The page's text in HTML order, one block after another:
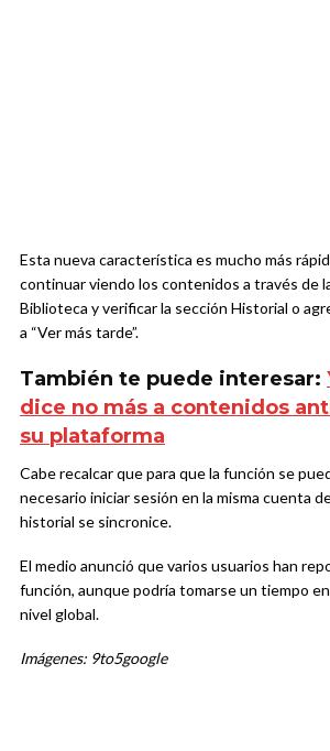
Esta nueva característica es mucho más
continuar viendo los contenidos a través de
Biblioteca y verificar la sección Historial o
a “Ver más tarde”.
También te puede interesar:
dice no más a contenidos
su plataforma
Cabe recalcar que para que la función se
necesario iniciar sesión en la misma cuenta
historial se sincronice.
El medio anunció que varios usuarios han
función, aunque podría tomarse un tiempo
nivel global.
Imágenes: 9to5google